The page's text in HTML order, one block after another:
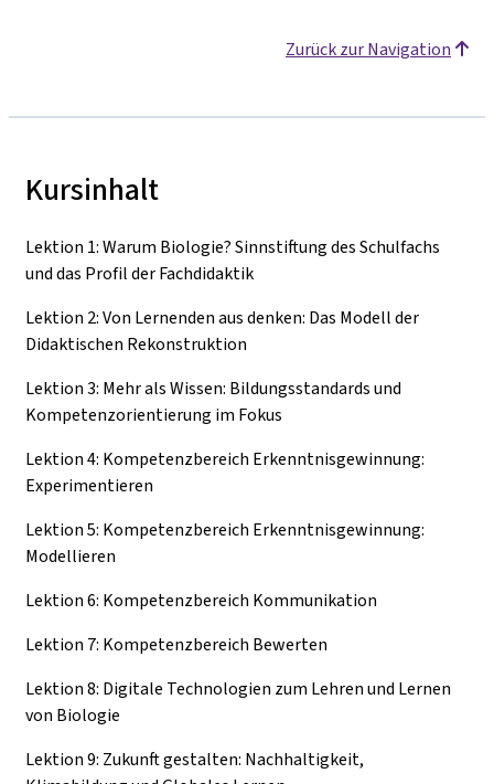
Zurück zur Navigation
Kursinhalt
Lektion 1: Warum Biologie? Sinnstiftung des Schulfachs
und das Profil der Fachdidaktik
Lektion 2: Von Lernenden aus denken: Das Modell der
Didaktischen Rekonstruktion
Lektion 3: Mehr als Wissen: Bildungsstandards und
Kompetenzorientierung im Fokus
Lektion 4: Kompetenzbereich Erkenntnisgewinnung:
Experimentieren
Lektion 5: Kompetenzbereich Erkenntnisgewinnung:
Modellieren
Lektion 6: Kompetenzbereich Kommunikation
Lektion 7: Kompetenzbereich Bewerten
Lektion 8: Digitale Technologien zum Lehren und Lernen
von Biologie
Lektion 9: Zukunft gestalten: Nachhaltigkeit,